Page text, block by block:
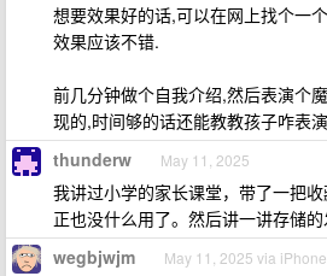
想要效果好的话,可以在网上找个一
效果应该不错.
前几分钟做个自我介绍,然后表演个
现的,时间够的话还能教教孩子咋表
thunderw May 11, 2025
我讲过小学的家长课堂，带了一把
正也没什么用了。然后讲一讲存储的
wegbjwjm May 11, 2025 via iPhone